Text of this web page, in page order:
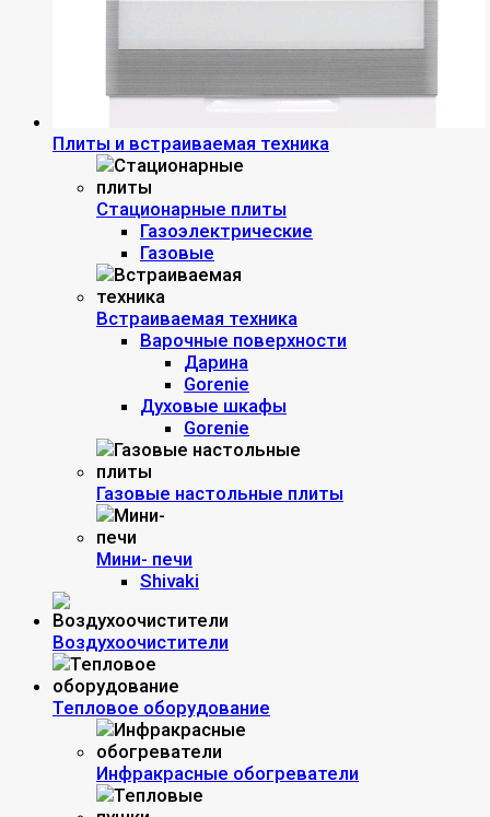
Плиты и встраиваемая техника
Стационарные плиты
Газоэлектрические
Газовые
Встраиваемая техника
Варочные поверхности
Дарина
Gorenie
Духовые шкафы
Gorenie
Газовые настольные плиты
Мини- печи
Shivaki
Воздухоочистители
Тепловое оборудование
Инфракрасные обогреватели